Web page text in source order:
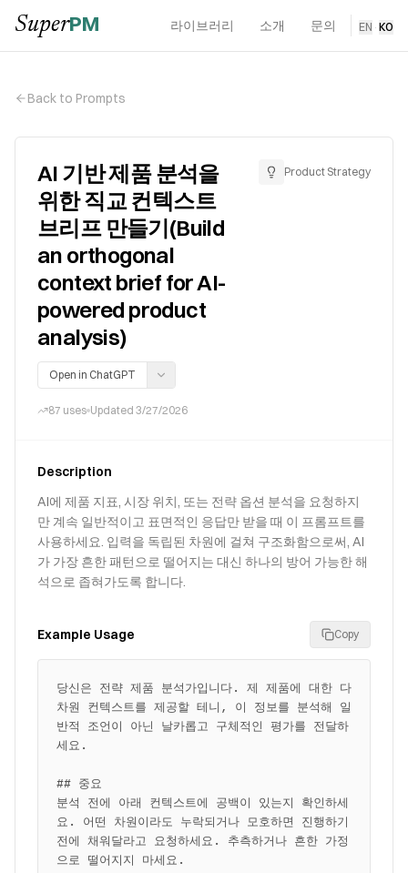
SuperPM 라이브러리 소개 문의 EN · KO
Back to Prompts
AI 기반 제품 분석을
위한 직교 컨텍스트
브리프 만들기(Build
an orthogonal
context brief for AI-
powered product
analysis)
Open in ChatGPT
Product Strategy
87 uses Updated 3/27/2026
Description
AI에 제품 지표, 시장 위치, 또는 전략 옵션 분석을 요청하지
만 계속 일반적이고 표면적인 응답만 받을 때 이 프롬프트를
사용하세요. 입력을 독립된 차원에 걸쳐 구조화함으로써, AI
가 가장 흔한 패턴으로 떨어지는 대신 하나의 방어 가능한 해
석으로 좁혀가도록 합니다.
Example Usage Copy
당신은 전략 제품 분석가입니다. 제 제품에 대한 다
차원 컨텍스트를 제공할 테니, 이 정보를 분석해 일
반적 조언이 아닌 날카롭고 구체적인 평가를 전달하
세요.
## 중요
분석 전에 아래 컨텍스트에 공백이 있는지 확인하세
요. 어떤 차원이라도 누락되거나 모호하면 진행하기
전에 채워달라고 요청하세요. 추측하거나 흔한 가정
으로 떨어지지 마세요.